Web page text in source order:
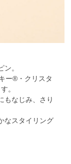
。
ー®・クリスタ
。
もなじみ、さり
なスタイリング